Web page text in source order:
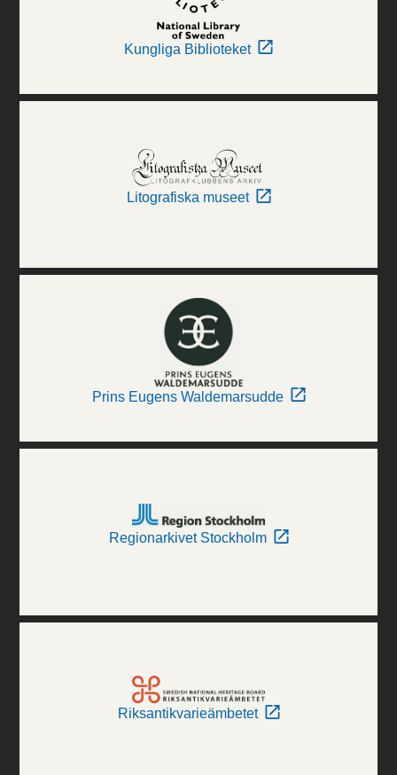
Kungliga Biblioteket
Litografiska museet
Prins Eugens Waldemarsudde
Regionarkivet Stockholm
Riksantikvarieämbetet